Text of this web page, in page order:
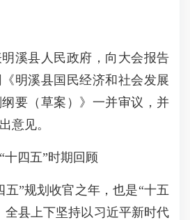
县人民政府，向大会报告
明溪县国民经济和社会发展
要（草案）》一并审议，并
意见。
四五”时期回顾
”规划收官之年，也是“十五
全县上下坚持以习近平新时代